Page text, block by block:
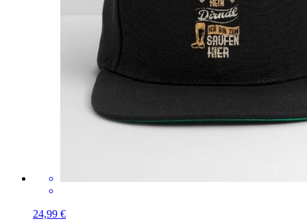
24,99 €